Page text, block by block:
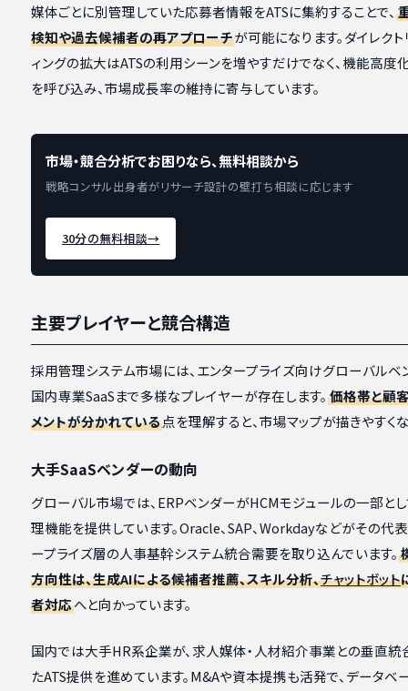
媒体ごとに別管理していた応募者情報をATSに集約することで、
検知や過去候補者の再アプローチが可能になります。ダイレク
ィングの拡大はATSの利用シーンを増やすだけでなく、機能高度
を呼び込み、市場成長率の維持に寄与しています。
市場・競合分析でお困りなら、無料相談から
戦略コンサル出身者がリサーチ設計の壁打ち相談に応じます
30分の無料相談→
主要プレイヤーと競合構造
採用管理システム市場には、エンタープライズ向けグローバルベ
国内専業SaaSまで多様なプレイヤーが存在します。 価格帯と顧
メントが分かれている点を理解すると、市場マップが描きやすく
大手SaaSベンダーの動向
グローバル市場では、ERPベンダーがHCMモジュールの一部と
理機能を提供しています。Oracle、SAP、Workdayなどがその代表
ープライズ層の人事基幹システム統合需要を取り込んでいます。
方向性は、生成AIによる候補者推薦、スキル分析、チャットボット
者対応へと向かっています。
国内では大手HR系企業が、求人媒体・人材紹介事業との垂直統
たATS提供を進めています。M&Aや資本提携も活発で、データベ